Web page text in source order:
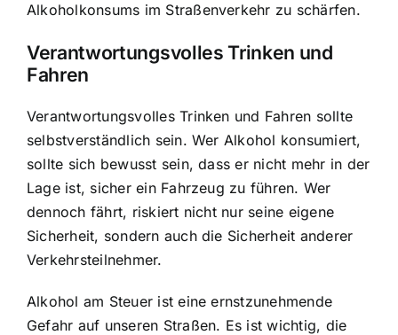
Alkoholkonsums im Straßenverkehr zu schärfen.
Verantwortungsvolles Trinken und
Fahren
Verantwortungsvolles Trinken und Fahren sollte
selbstverständlich sein. Wer Alkohol konsumiert,
sollte sich bewusst sein, dass er nicht mehr in der
Lage ist, sicher ein Fahrzeug zu führen. Wer
dennoch fährt, riskiert nicht nur seine eigene
Sicherheit, sondern auch die Sicherheit anderer
Verkehrsteilnehmer.
Alkohol am Steuer ist eine ernstzunehmende
Gefahr auf unseren Straßen. Es ist wichtig, die